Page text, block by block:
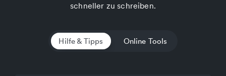
schneller zu schreiben.
Hilfe & Tipps Online Tools